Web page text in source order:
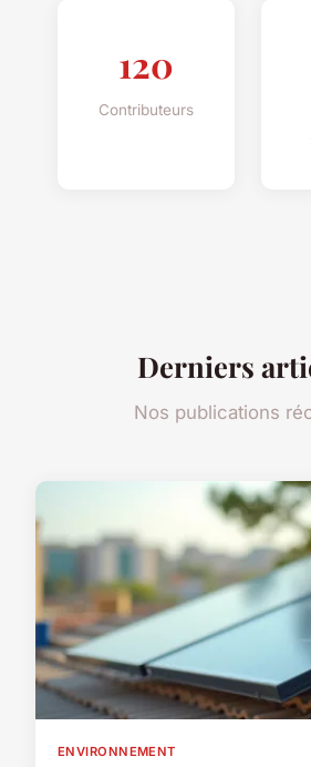
120
Contributeurs
Derniers
Nos publications
ENVIRONNEMENT